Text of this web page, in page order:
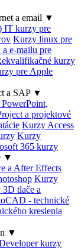
a email ▼
IT kurzy pre
Kurzy linux pre
e-mailu pre
kurzy
pre Apple
a SAP ▼
a projektové
Kurzy Access
Kurzy
365 kurzy
▼
a After Effects
Kurzy
tlače a
- technické
kreslenia
▼
kurzy